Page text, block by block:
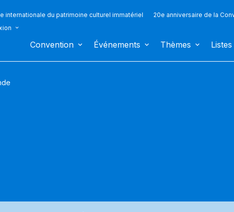
internationale du patrimoine culturel immatériel 20e anniversaire de la
Convention Événements Thèmes Listes